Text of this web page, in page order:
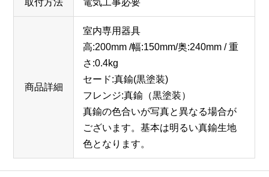
商品詳細
室内専用器具
高:200mm /幅:150mm/奥:240mm / 重
さ:0.4kg
セード:真鍮(黒塗装)
フレンジ:真鍮（黒塗装）
真鍮の色合いが写真と異なる場合が
ございます。基本は明るい真鍮生地
色となります。